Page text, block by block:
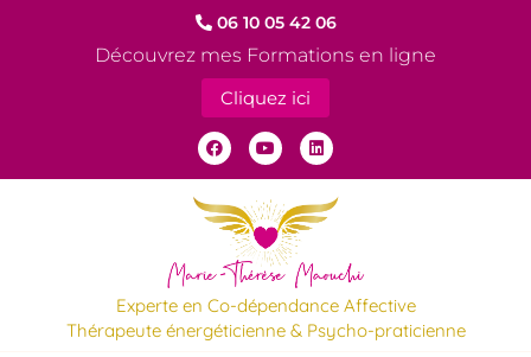
06 10 05 42 06
Découvrez mes Formations en ligne
Cliquez ici
Experte en Co-dépendance Affective
Thérapeute énergéticienne & Psycho-praticienne